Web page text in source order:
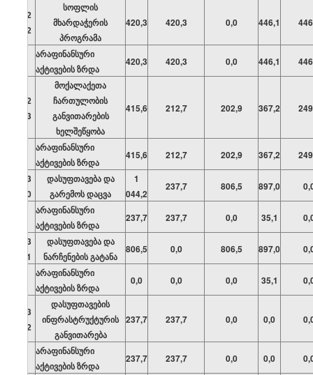
02
12
სოფლის
მხარდაჭერის
პროგრამა
420,3 420,3 0,0 446,1
არაფინანსური
აქტივების ზრდა
420,3 420,3 0,0 446,1
02
13
მოქალაქეთა
ჩართულობის
განვითარების
ხელშეწყობა
415,6 212,7 202,9 367,2
არაფინანსური
აქტივების ზრდა
415,6 212,7 202,9 367,2
03
00
დასუფთავება და
გარემოს დაცვა
1
044,2
237,7 806,5 897,0
არაფინანსური
აქტივების ზრდა
237,7 237,7 0,0 35,1
03
01
დასუფთავება და
ნარჩენების გატანა
806,5 0,0 806,5 897,0
არაფინანსური
აქტივების ზრდა
0,0 0,0 0,0 35,1
03
02
დასუფთავების
ინფრასტრუქტურის
განვითარება
237,7 237,7 0,0 0,0
არაფინანსური
აქტივების ზრდა
237,7 237,7 0,0 0,0